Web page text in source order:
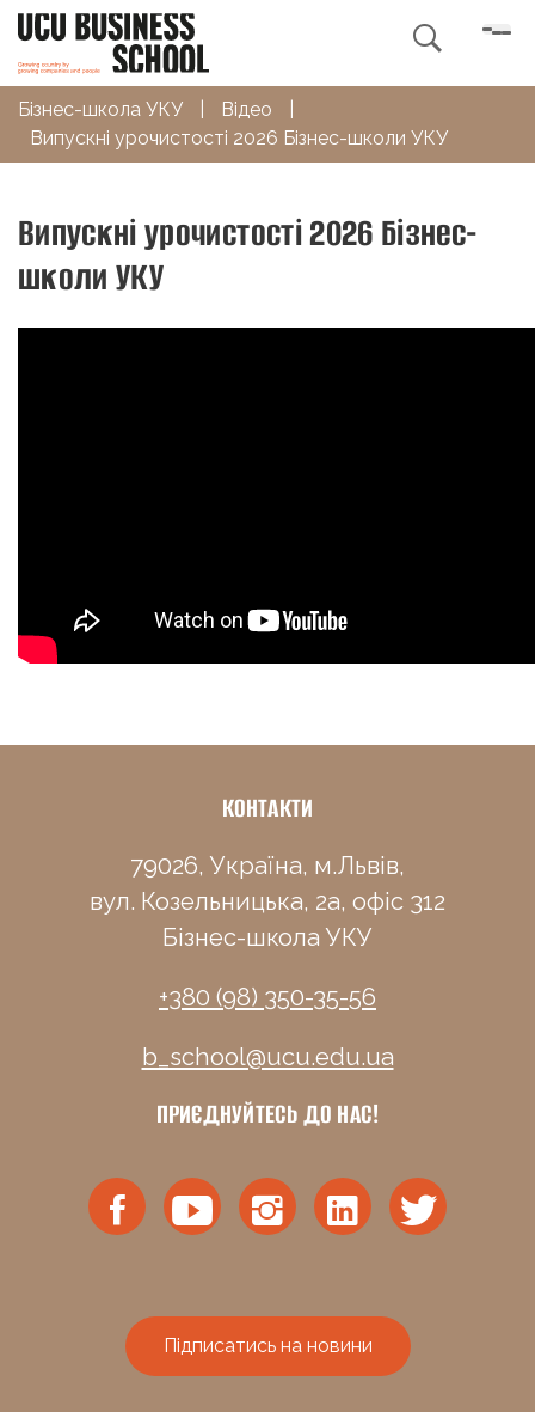

Бізнес-школа УКУ Відео
Випускні урочистості 2026 Бізнес-школи УКУ
Випускні урочистості 2026 Бізнес-
школи УКУ
КОНТАКТИ
79026, Україна, м.Львів,
вул. Козельницька, 2а, офіс 312
Бізнес-школа УКУ
+380 (98) 350-35-56
b_school@ucu.edu.ua
ПРИЄДНУЙТЕСЬ ДО НАС!
Підписатись на новини